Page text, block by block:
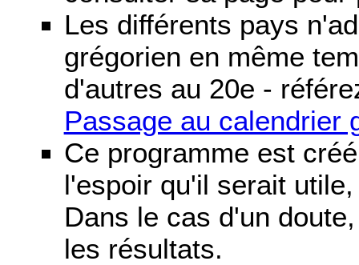
Les différents pays
grégorien en même
d'autres au 20e -
Passage au calendrier
Ce programme est
l'espoir qu'il serait
Dans le cas d'un
les résultats.